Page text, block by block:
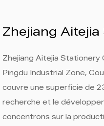
Zhejiang Aitejia
Zhejiang Aitejia Stationery
Pingdu Industrial Zone,
couvre une superficie de
recherche et le
concentrons sur la